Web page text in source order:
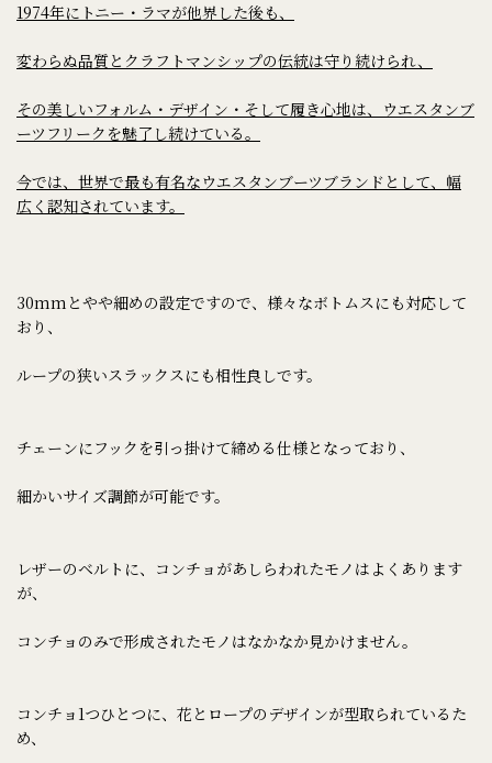
1974年にトニー・ラマが他界した後も、
変わらぬ品質とクラフトマンシップの伝統は守り続けられ、
その美しいフォルム・デザイン・そして履き心地は、ウエスタンブ
ーツフリークを魅了し続けている。
今では、世界で最も有名なウエスタンブーツブランドとして、幅
広く認知されています。
30mmとやや細めの設定ですので、様々なボトムスにも対応して
おり、
ループの狭いスラックスにも相性良しです。
チェーンにフックを引っ掛けて締める仕様となっており、
細かいサイズ調節が可能です。
レザーのベルトに、コンチョがあしらわれたモノはよくあります
が、
コンチョのみで形成されたモノはなかなか見かけません。
コンチョ1つひとつに、花とロープのデザインが型取られているた
め、